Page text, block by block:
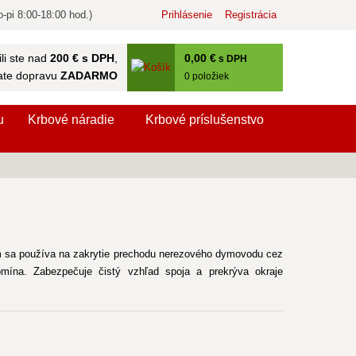
ste nad 200 € s DPH ,
dopravu ZADARMO
0,00 € s DPH
0 položiek
Prihlásenie Registrácia
pi 8:00-18:00 hod.)
Krbové náradie Krbové príslušenstvo
používa na zakrytie prechodu nerezového dymovodu cez
Zabezpečuje čistý vzhľad spoja a prekrýva okraje